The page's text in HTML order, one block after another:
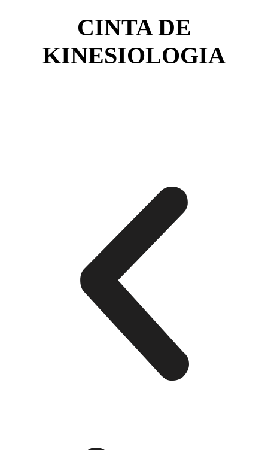
CINTA DE
KINESIOLOGIA